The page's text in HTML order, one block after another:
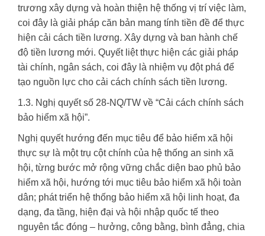
trương xây dựng và hoàn thiện hệ thống vị trí việc làm,
coi đây là giải pháp căn bản mang tính tiền đề để thực
hiện cải cách tiền lương. Xây dựng và ban hành chế
độ tiền lương mới. Quyết liệt thực hiện các giải pháp
tài chính, ngân sách, coi đây là nhiệm vụ đột phá để
tạo nguồn lực cho cải cách chính sách tiền lương.
1.3. Nghị quyết số 28-NQ/TW về “Cải cách chính sách
bảo hiểm xã hội”.
Nghị quyết hướng đến mục tiêu để bảo hiểm xã hội
thực sự là một trụ cột chính của hệ thống an sinh xã
hội, từng bước mở rộng vững chắc diện bao phủ bảo
hiểm xã hội, hướng tới mục tiêu bảo hiểm xã hội toàn
dân; phát triển hệ thống bảo hiểm xã hội linh hoạt, đa
dạng, đa tầng, hiện đại và hội nhập quốc tế theo
nguyên tắc đóng – hưởng, công bằng, bình đẳng, chia